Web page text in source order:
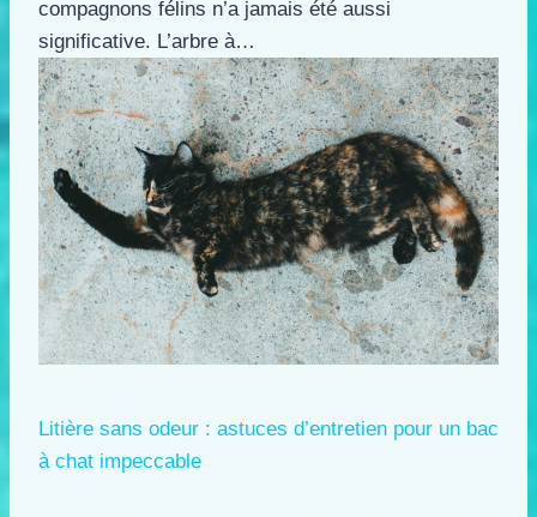
compagnons félins n’a jamais été aussi
significative. L’arbre à…
Litière sans odeur : astuces d’entretien pour un bac
à chat impeccable